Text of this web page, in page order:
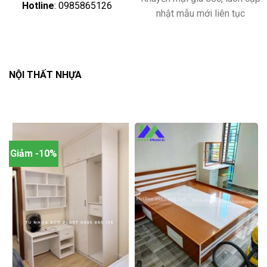
Hotline: 0985865126
nhật mẫu mới liên tục
NỘI THẤT NHỰA
Giảm -10%